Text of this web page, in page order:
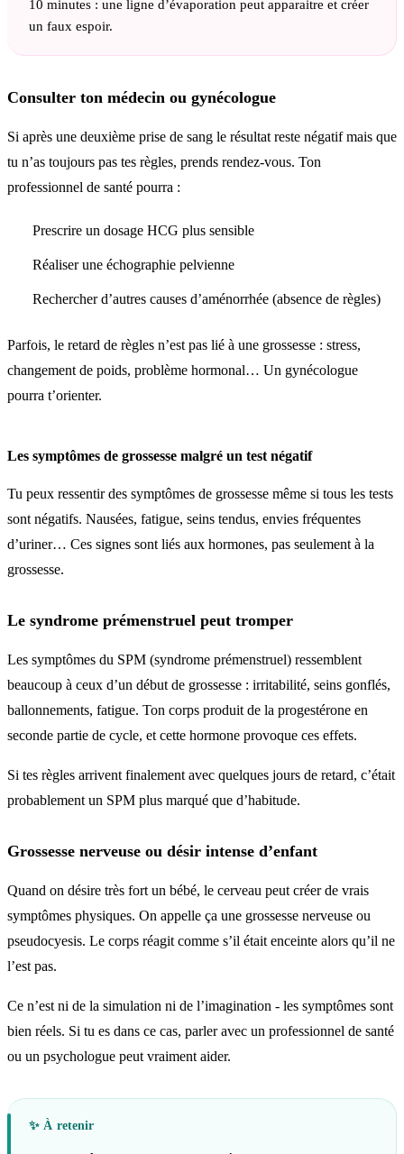
10 minutes : une ligne d’évaporation peut apparaitre et créer
un faux espoir.
Consulter ton médecin ou gynécologue
Si après une deuxième prise de sang le résultat reste négatif mais que
tu n’as toujours pas tes règles, prends rendez-vous. Ton
professionnel de santé pourra :
Prescrire un dosage HCG plus sensible
Réaliser une échographie pelvienne
Rechercher d’autres causes d’aménorrhée (absence de règles)
Parfois, le retard de règles n’est pas lié à une grossesse : stress,
changement de poids, problème hormonal… Un gynécologue
pourra t’orienter.
Les symptômes de grossesse malgré un test négatif
Tu peux ressentir des symptômes de grossesse même si tous les tests
sont négatifs. Nausées, fatigue, seins tendus, envies fréquentes
d’uriner… Ces signes sont liés aux hormones, pas seulement à la
grossesse.
Le syndrome prémenstruel peut tromper
Les symptômes du SPM (syndrome prémenstruel) ressemblent
beaucoup à ceux d’un début de grossesse : irritabilité, seins gonflés,
ballonnements, fatigue. Ton corps produit de la progestérone en
seconde partie de cycle, et cette hormone provoque ces effets.
Si tes règles arrivent finalement avec quelques jours de retard, c’était
probablement un SPM plus marqué que d’habitude.
Grossesse nerveuse ou désir intense d’enfant
Quand on désire très fort un bébé, le cerveau peut créer de vrais
symptômes physiques. On appelle ça une grossesse nerveuse ou
pseudocyesis. Le corps réagit comme s’il était enceinte alors qu’il ne
l’est pas.
Ce n’est ni de la simulation ni de l’imagination - les symptômes sont
bien réels. Si tu es dans ce cas, parler avec un professionnel de santé
ou un psychologue peut vraiment aider.